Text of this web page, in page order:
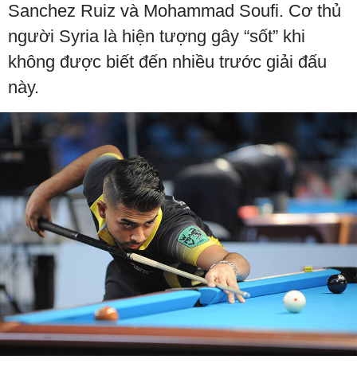
Sanchez Ruiz và Mohammad Soufi. Cơ thủ
người Syria là hiện tượng gây “sốt” khi
không được biết đến nhiều trước giải đấu
này.